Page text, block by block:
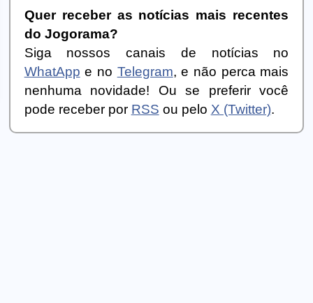
Quer receber as notícias mais recentes
do Jogorama?
Siga nossos canais de notícias no
WhatApp e no Telegram, e não perca mais
nenhuma novidade! Ou se preferir você
pode receber por RSS ou pelo X (Twitter).